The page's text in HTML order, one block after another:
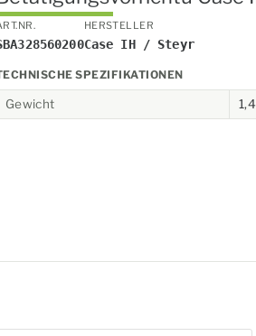
HERSTELLER
Case IH / Steyr
SPEZIFIKATIONEN
Gewicht